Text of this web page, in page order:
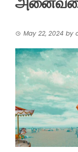
May 22, 2024 by